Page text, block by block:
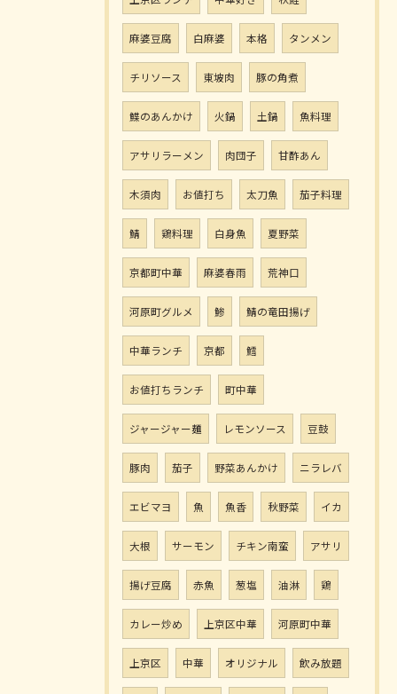
麻婆豆腐 白麻婆 本格 タンメン
チリソース 東坡肉 豚の角煮
鰈のあんかけ 火鍋 土鍋 魚料理
アサリラーメン 肉団子 甘酢あん
木須肉 お値打ち 太刀魚 茄子料理
鯖 鶏料理 白身魚 夏野菜
京都町中華 麻婆春雨 荒神口
河原町グルメ 鯵 鯖の竜田揚げ
中華ランチ 京都 鱈
お値打ちランチ 町中華
ジャージャー麺 レモンソース 豆鼓
豚肉 茄子 野菜あんかけ ニラレバ
エビマヨ 魚 魚香 秋野菜 イカ
大根 サーモン チキン南蛮 アサリ
揚げ豆腐 赤魚 葱塩 油淋 鶏
カレー炒め 上京区中華 河原町中華
上京区 中華 オリジナル 飲み放題